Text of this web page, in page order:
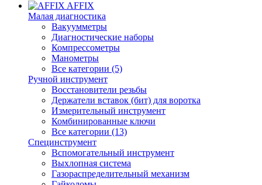
AFFIX
Малая диагностика
Вакуумметры
Диагностические наборы
Компрессометры
Манометры
Все категории (5)
Ручной инструмент
Восстановители резьбы
Держатели вставок (бит) для воротка
Измерительный инструмент
Комбинированные ключи
Все категории (13)
Специнструмент
Вспомогательный инструмент
Выхлопная система
Газораспределительный механизм